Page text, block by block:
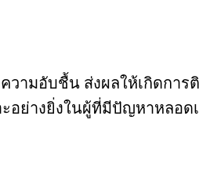
ามอับชื้น ส่งผลให้เกิดการ
อย่างยิ่งในผู้ที่มีปัญหาหลอด